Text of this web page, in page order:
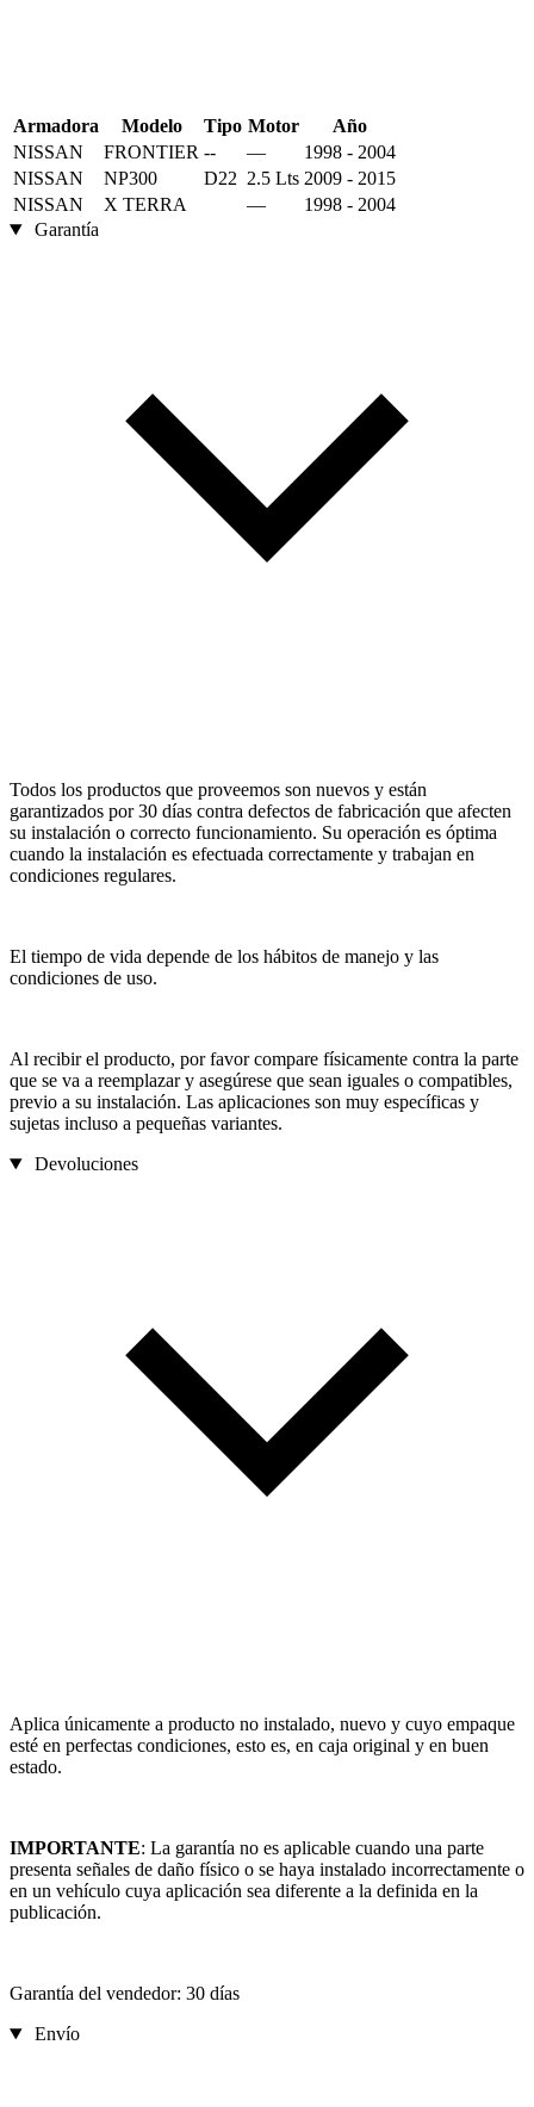
Armadora Modelo Tipo Motor
Año
NISSAN
FRONTIER -- —
1998 - 2004
NISSAN
NP300 D22 2.5 Lts 2009 - 2015
NISSAN
X TERRA —
1998 - 2004
Garantía
Todos los productos que proveemos son nuevos y están
garantizados por 30 días contra defectos de fabricación que afecten
su instalación o correcto funcionamiento. Su operación es óptima
cuando la instalación es efectuada correctamente y trabajan en
condiciones regulares.
El tiempo de vida depende de los hábitos de manejo y las
condiciones de uso.
Al recibir el producto, por favor compare físicamente contra la parte
que se va a reemplazar y asegúrese que sean iguales o compatibles,
previo a su instalación. Las aplicaciones son muy específicas y
sujetas incluso a pequeñas variantes.
Devoluciones
Aplica únicamente a producto no instalado, nuevo y cuyo empaque
esté en perfectas condiciones, esto es, en caja original y en buen
estado.
IMPORTANTE: La garantía no es aplicable cuando una parte
presenta señales de daño físico o se haya instalado incorrectamente o
en un vehículo cuya aplicación sea diferente a la definida en la
publicación.
Garantía del vendedor: 30 días
Envío